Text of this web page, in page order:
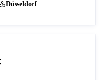
Düsseldorf